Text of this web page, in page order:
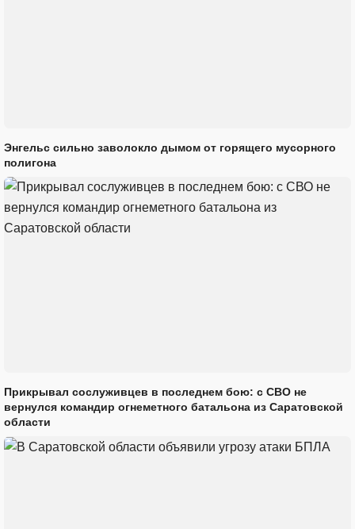
Энгельс сильно заволокло дымом от горящего мусорного
полигона
Прикрывал сослуживцев в последнем бою: с СВО не
вернулся командир огнеметного батальона из Саратовской
области